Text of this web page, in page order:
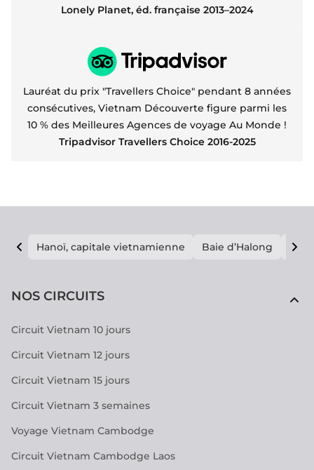
Lonely Planet, éd. française 2013–2024
Lauréat du prix "Travellers Choice" pendant 8 années
consécutives, Vietnam Découverte figure parmi les
10 % des Meilleures Agences de voyage Au Monde !
Tripadvisor Travellers Choice 2016-2025
Hanoï, capitale vietnamienne Baie d’Halong E
NOS CIRCUITS
Circuit Vietnam 10 jours
Circuit Vietnam 12 jours
Circuit Vietnam 15 jours
Circuit Vietnam 3 semaines
Voyage Vietnam Cambodge
Circuit Vietnam Cambodge Laos